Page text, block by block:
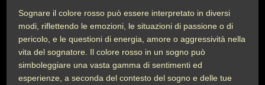
Sognare il colore rosso può essere interpretato in diversi
modi, riflettendo le emozioni, le situazioni di passione o di
pericolo, e le questioni di energia, amore o aggressività nella
vita del sognatore. Il colore rosso in un sogno può
simboleggiare una vasta gamma di sentimenti ed
esperienze, a seconda del contesto del sogno e delle tue